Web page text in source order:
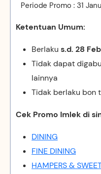
Periode Promo : 31
Ketentuan Umum:
Berlaku s.d. 28
Tidak dapat
lainnya
Tidak berlaku bon
Cek Promo Imlek di
DINING
FINE DINING
HAMPERS &